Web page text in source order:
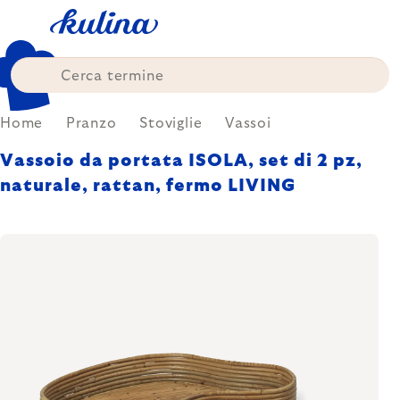
content
Home Pranzo Stoviglie Vassoi
Vassoio da portata ISOLA, set di 2 pz,
naturale, rattan, fermo LIVING